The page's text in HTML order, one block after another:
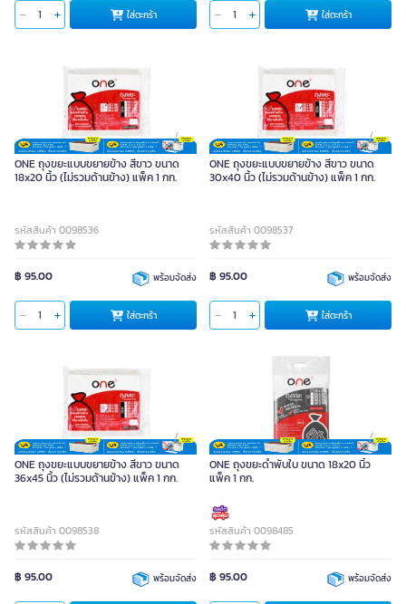
ใส่ตะกร้า ใส่ตะกร้า
ONE ถุงขยะแบบขยายข้าง สีขาว ขนาด
18x20 นิ้ว (ไม่รวมด้านข้าง) แพ็ค 1 กก.
รหัสสินค้า 0098536
฿ 95.00 พร้อมจัดส่ง
ใส่ตะกร้า
ONE ถุงขยะแบบขยายข้าง สีขาว ขนาด
30x40 นิ้ว (ไม่รวมด้านข้าง) แพ็ค 1 กก.
รหัสสินค้า 0098537
฿ 95.00 พร้อมจัดส่ง
ใส่ตะกร้า
ONE ถุงขยะแบบขยายข้าง สีขาว ขนาด
36x45 นิ้ว (ไม่รวมด้านข้าง) แพ็ค 1 กก.
รหัสสินค้า 0098538
฿ 95.00 พร้อมจัดส่ง
ONE ถุงขยะดำพับใบ ขนาด 18x20 นิ้ว
แพ็ค 1 กก.
รหัสสินค้า 0098485
฿ 95.00 พร้อมจัดส่ง